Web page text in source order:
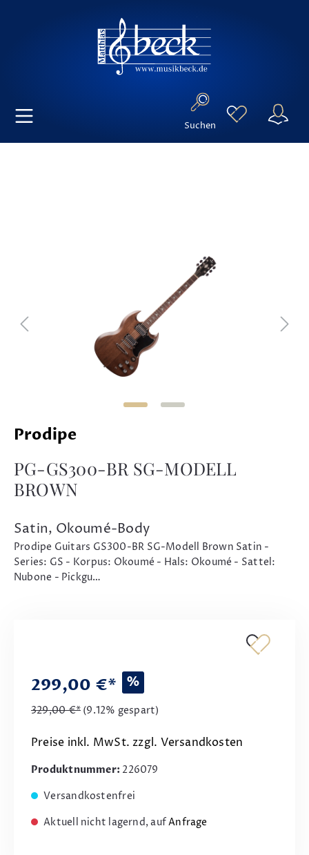
Suchen
Prodipe
PG-GS300-BR SG-MODELL
BROWN
Satin, Okoumé-Body
Prodipe Guitars GS300-BR SG-Modell Brown Satin -
Series: GS - Korpus: Okoumé - Hals: Okoumé - Sattel:
Nubone - Pickgu…
299,00 €* %
329,00 €* (9.12% gespart)
Preise inkl. MwSt. zzgl. Versandkosten
Produktnummer: 226079
Versandkostenfrei
Aktuell nicht lagernd, aufAnfrage